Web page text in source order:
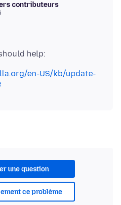
contributeurs
en-US/kb/update-
une question
ce problème